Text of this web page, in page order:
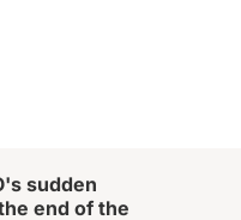
sudden
end of the